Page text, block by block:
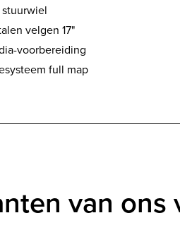
velgen 17"
voorbereiding
full map
van ons